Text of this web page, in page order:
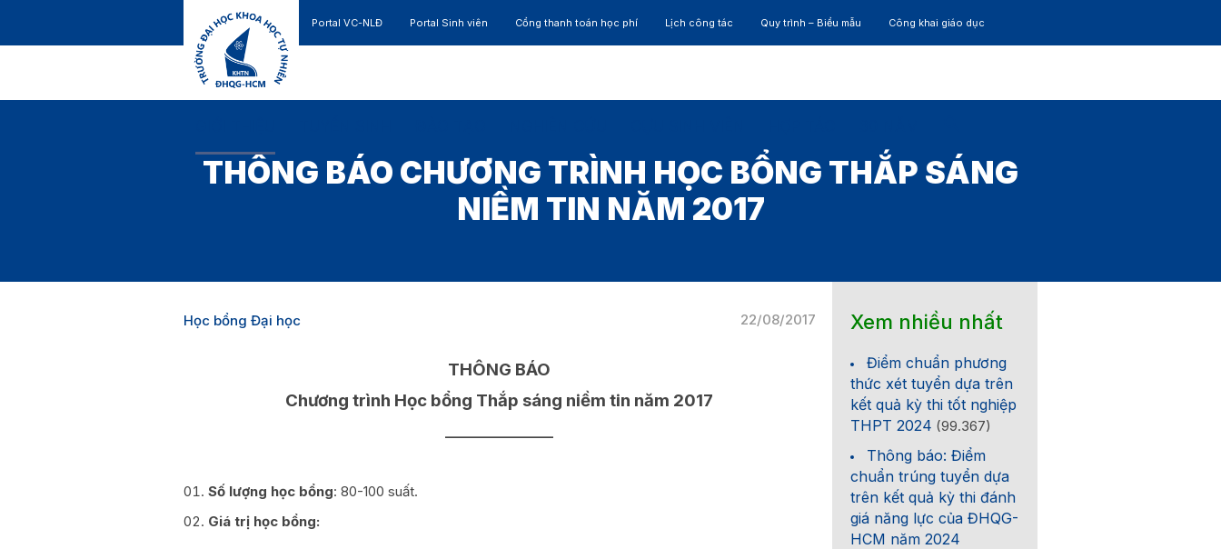
Portal VC-NLĐ Portal Sinh viên Cổng thanh toán học phí Lịch công tác Quy trình – Biểu mẫu Công khai giáo dục
THÔNG BÁO CHƯƠNG TRÌNH HỌC BỔNG THẮP SÁNG
NIỀM TIN NĂM 2017
22/08/2017
Học bổng Đại học
THÔNG BÁO
Chương trình Học bổng Thắp sáng niềm tin năm 2017
Số lượng học bổng: 80-100 suất.
Giá trị học bổng:
Xem nhiều nhất
Điểm chuẩn phương
thức xét tuyển dựa trên
kết quả kỳ thi tốt nghiệp
THPT 2024 (99.367)
Thông báo: Điểm
chuẩn trúng tuyển dựa
trên kết quả kỳ thi đánh
giá năng lực của ĐHQG-
HCM năm 2024